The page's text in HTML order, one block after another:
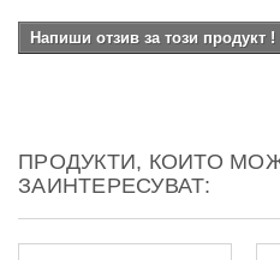
Напиши отзив за този продукт !
ПРОДУКТИ, КОИТО
ЗАИНТЕРЕСУВАТ: